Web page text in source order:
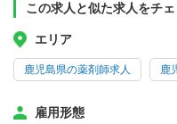
この求人と似た求人をチェ
エリア
鹿児島県の薬剤師求人 鹿
雇用形態